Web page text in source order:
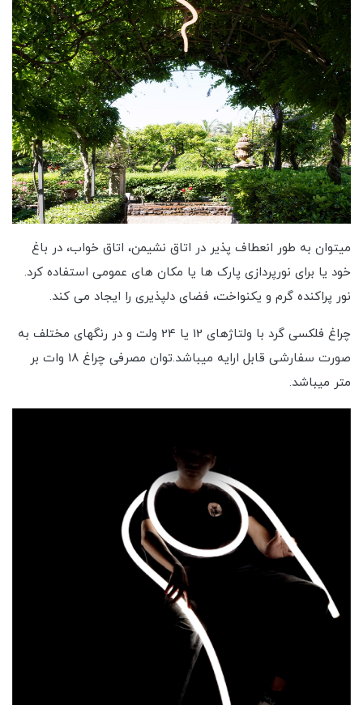
میتوان به طور انعطاف پذیر در اتاق نشیمن، اتاق خواب، در باغ
خود یا برای نورپردازی پارک ها یا مکان های عمومی استفاده کرد.
نور پراکنده گرم و یکنواخت، فضای دلپذیری را ایجاد می کند.
چراغ فلکسی گرد با ولتاژهای 12 یا 24 ولت و در رنگهای مختلف به
صورت سفارشی قابل ارایه میباشد.توان مصرفی چراغ 18 وات بر
متر میباشد.